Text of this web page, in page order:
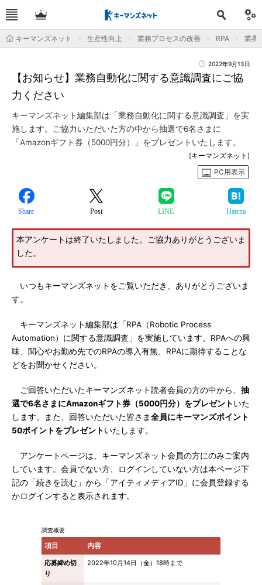
キーマンズネット 生産性向上 業務プロセスの改善 RPA 業界
2022年9月13日
【お知らせ】業務自動化に関する意識調査にご協
力ください
キーマンズネット編集部は「業務自動化に関する意識調査」を実
施します。ご協力いただいた方の中から抽選で6名さまに
「Amazonギフト券（5000円分）」をプレゼントいたします。
[キーマンズネット]
PC用表示
Share Post LINE Hatena
本アンケートは終了いたしました。ご協力ありがとうございま
した。
いつもキーマンズネットをご覧いただき、ありがとうございま
す。
キーマンズネット編集部は「RPA（Robotic Process
Automation）に関する意識調査」を実施しています。RPAへの興
味、関心やお勤め先でのRPAの導入有無、RPAに期待することな
どをお聞かせください。
ご回答いただいたキーマンズネット読者会員の方の中から、 抽
選で6名さまにAmazonギフト券（5000円分）をプレゼントいた
します。また、回答いただいた皆さま全員にキーマンズポイント
50ポイントをプレゼントいたします。
アンケートページは、キーマンズネット会員の方にのみご案内
しています。会員でない方、ログインしていない方は本ページ下
記の「続きを読む」から「アイティメディアID」に会員登録する
かログインすると表示されます。
調査概要
項目 内容
応募締め切
り
2022年10月14日（金）18時まで